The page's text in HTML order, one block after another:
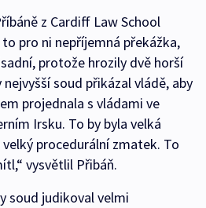
z Cardiff Law School
pro ni nepříjemná překážka,
protože hrozily dvě horší
nejvyšší soud přikázal vládě, aby
projednala s vládami ve
Irsku. To by byla velká
procedurální zmatek. To
vysvětlil Přibáň.
soud judikoval velmi